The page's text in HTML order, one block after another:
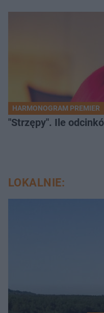
HARMONOGRAM PREMIER
"Strzępy". Ile
LOKALNIE: